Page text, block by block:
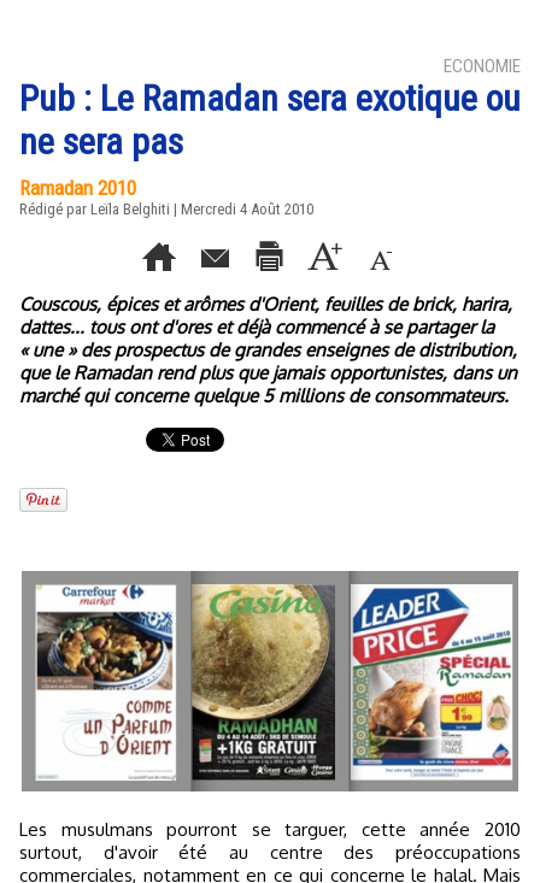
ECONOMIE
Pub : Le Ramadan sera exotique ou
ne sera pas
Ramadan 2010
Rédigé par Leïla Belghiti | Mercredi 4 Août 2010
Couscous, épices et arômes d'Orient, feuilles de brick, harira,
dattes... tous ont d'ores et déjà commencé à se partager la
« une » des prospectus de grandes enseignes de distribution,
que le Ramadan rend plus que jamais opportunistes, dans un
marché qui concerne quelque 5 millions de consommateurs.
Les musulmans pourront se targuer, cette année 2010
surtout, d'avoir été au centre des préoccupations
commerciales, notamment en ce qui concerne le halal. Mais